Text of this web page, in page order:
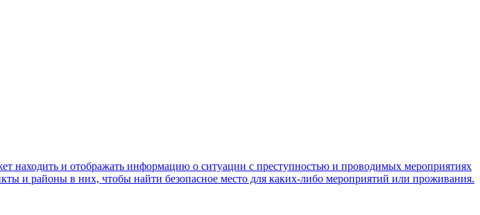
находить и отображать информацию о ситуации с преступностью и проводимых мероприятиях
и районы в них, чтобы найти безопасное место для каких-либо мероприятий или проживания.